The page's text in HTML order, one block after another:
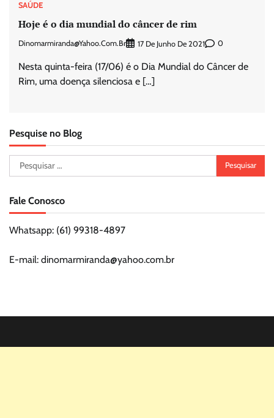
SAÚDE
Hoje é o dia mundial do câncer de rim
Dinomarmiranda@yahoo.com.br 17 De Junho De 2021 0
Nesta quinta-feira (17/06) é o Dia Mundial do Câncer de
Rim, uma doença silenciosa e […]
Pesquise no Blog
Pesquisar
por:
Fale Conosco
Whatsapp: (61) 99318-4897
E-mail: dinomarmiranda@yahoo.com.br